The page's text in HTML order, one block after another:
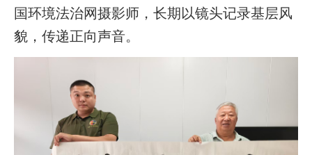
国环境法治网摄影师，长期以镜头记录基层风
貌，传递正向声音。